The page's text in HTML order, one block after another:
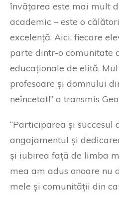
învățarea este mai mult
academic – este o
excelență. Aici, fiecare
parte dintr-o comunitate
educaționale de elită.
profesoare și domnului
neîncetat!” a transmis
“Participarea și succesul
angajamentul și
și iubirea față de limba
mea am adus onoare nu
mele și comunității din